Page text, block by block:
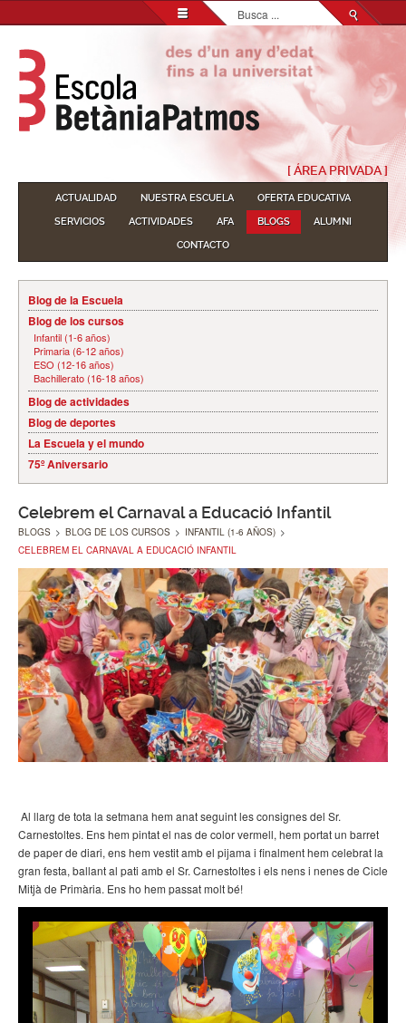
Buscar...
[ ÁREA PRIVADA ]
ACTUALIDAD NUESTRA ESCUELA
OFERTA EDUCATIVA
SERVICIOS
ACTIVIDADES AFA BLOGS
ALUMNI
CONTACTO
Blog de la Escuela
Blog de los cursos
Infantil (1-6 años)
Primaria (6-12 años)
ESO (12-16 años)
Bachillerato (16-18 años)
Blog de actividades
Blog de deportes
La Escuela y el mundo
75º Aniversario
Celebrem el Carnaval a Educació Infantil
BLOGS > BLOG DE LOS CURSOS > INFANTIL (1-6 AÑOS) >
CELEBREM EL CARNAVAL A EDUCACIÓ INFANTIL
Al llarg de tota la setmana hem anat seguint les consignes del Sr.
Carnestoltes. Ens hem pintat el nas de color vermell, hem portat un barret
de paper de diari, ens hem vestit amb el pijama i finalment hem celebrat la
gran festa, ballant al pati amb el Sr. Carnestoltes i els nens i nenes de Cicle
Mitjà de Primària. Ens ho hem passat molt bé!